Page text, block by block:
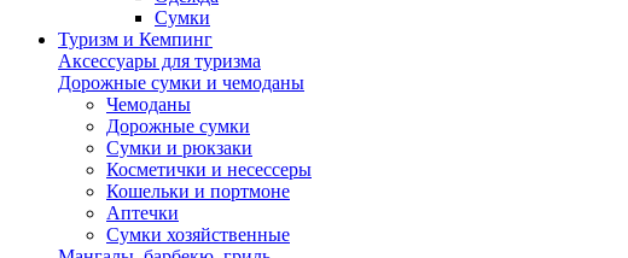
Сумки
Туризм и Кемпинг
Аксессуары для туризма
Дорожные сумки и чемоданы
Чемоданы
Дорожные сумки
Сумки и рюкзаки
Косметички и несессеры
Кошельки и портмоне
Аптечки
Сумки хозяйственные